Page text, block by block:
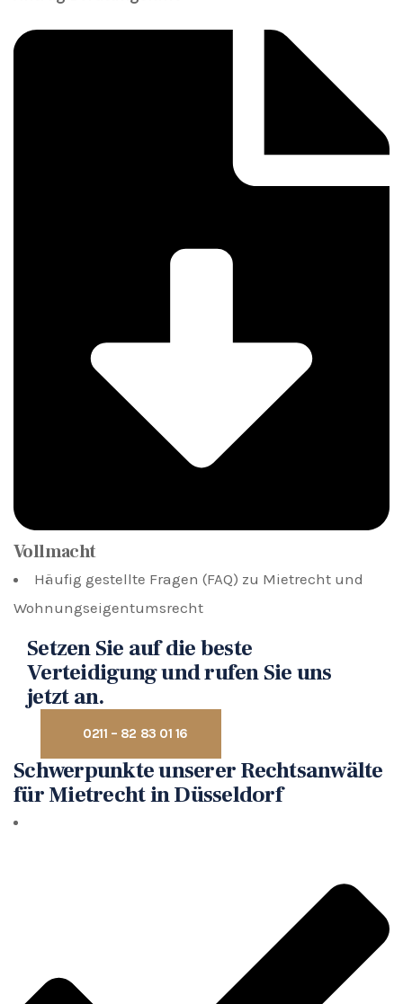
Vollmacht
Häufig gestellte Fragen (FAQ) zu Mietrecht und
Wohnungseigentumsrecht
Setzen Sie auf die beste
Verteidigung und rufen Sie uns
jetzt an.
0211 – 82 83 01 16
Schwerpunkte unserer Rechtsanwälte
für Mietrecht in Düsseldorf